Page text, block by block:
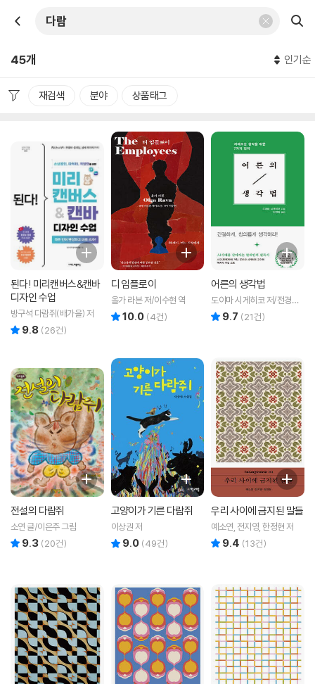
45개 인기순
재검색 분야 상품태그
된다! 미리캔버스&캔바
디자인 수업
방구석 다람쥐(배가을) 저
9.8 (26건)
디 임플로이
올가 라븐 저/이수현 역
10.0 (4건)
어른의 생각법
도야마 시게히코 저/전경아
역 9.7 (21건)
전설의 다람쥐
소연 글/이은주 그림
9.3 (20건)
고양이가 기른 다람쥐
이상권 저
9.0 (49건)
우리 사이에 금지된 말들
예소연, 전지영, 한정현 저
9.4 (13건)